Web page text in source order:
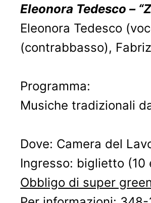
Eleonora Tedesco –
Eleonora Tedesco
(contrabbasso),
Programma:
Musiche tradizionali
Dove: Camera del
Ingresso: biglietto (10
Obbligo di super